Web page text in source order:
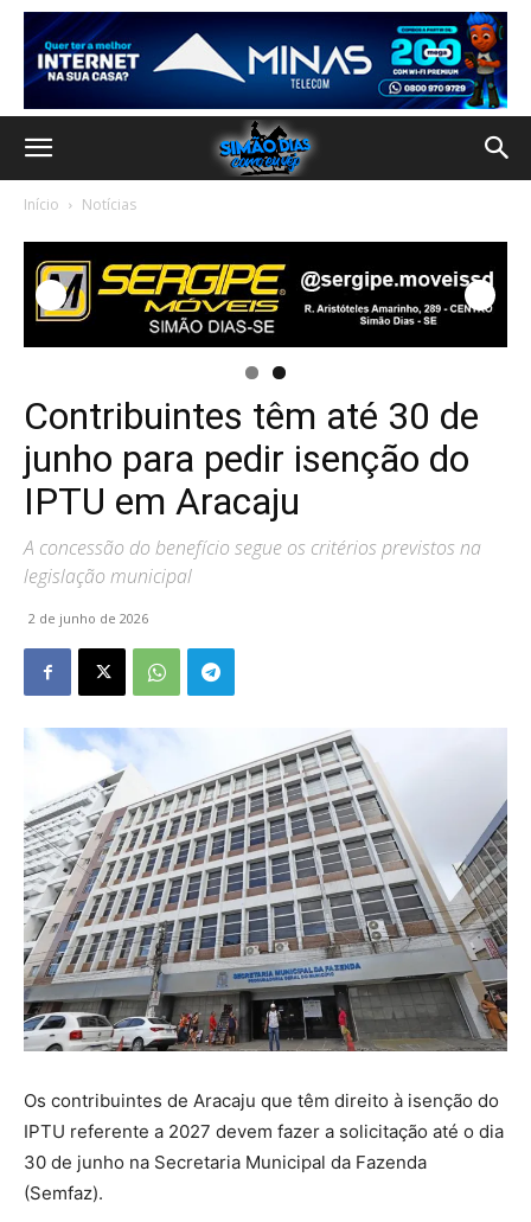
Início Notícias
Contribuintes têm até 30 de
junho para pedir isenção do
IPTU em Aracaju
A concessão do benefício segue os critérios previstos na
legislação municipal
2 de junho de 2026
Os contribuintes de Aracaju que têm direito à isenção do
IPTU referente a 2027 devem fazer a solicitação até o dia
30 de junho na Secretaria Municipal da Fazenda
(Semfaz).